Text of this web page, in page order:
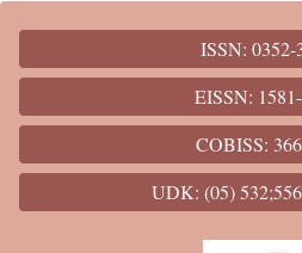
ISSN: 0352-
EISSN:
COBISS:
UDK: (05)